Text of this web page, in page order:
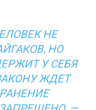
НЕ
НО
У СЕБЯ
ЖДЕТ